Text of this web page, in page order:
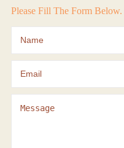
Please Fill The Form Below.